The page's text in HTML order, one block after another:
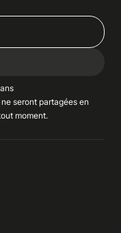
seront partagées en
moment.